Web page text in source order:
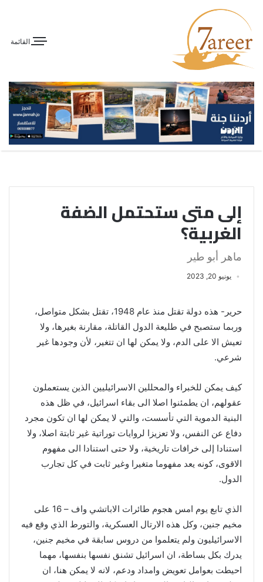
القائمة
إلى متى ستحتمل الضفة
الغربية؟
ماهر أبو طير
يونيو 20, 2023
حرير- هذه دولة تقتل منذ عام 1948، تقتل بشكل متواصل،
وربما ستصبح في طليعة الدول القاتلة، مقارنة بغيرها، ولا
تعيش الا على الدم، ولا يمكن لها ان تتغير، لأن وجودها غير
شرعي.
كيف يمكن للخبراء والمحللين الاسرائيليين الذين يستعملون
عقولهم، ان يطمئنوا اصلا الى بقاء اسرائيل، في ظل هذه
البنية الدموية التي تأسست، والتي لا يمكن لها ان تكون مجرد
دفاع عن النفس، ولا تعزيزا لروايات توراتية غير ثابتة اصلا، ولا
استنادا إلى خرافات تاريخية، ولا حتى استنادا الى مفهوم
الاقوى، كونه يعد مفهوما متغيرا وغير ثابت في كل تجارب
الدول.
الذي تابع يوم امس هجوم طائرات الاباتشي واف – 16 على
مخيم جنين، وكل هذه الارتال العسكرية، والتورط الذي وقع فيه
الاسرائيليون ولم يتعلموا من دروس سابقة في مخيم جنين،
يدرك بكل بساطة، ان اسرائيل تشنق نفسها بنفسها، مهما
احيطت بعوامل تعويض وامداد ودعم، لانه لا يمكن هنا، ان